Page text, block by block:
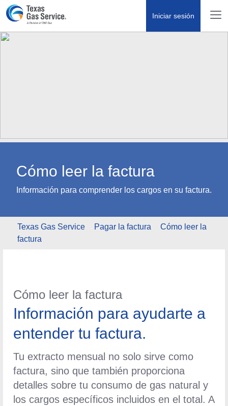
Iniciar sesión
Cómo leer la factura
Información para comprender los cargos en su factura.
Texas Gas Service Pagar la factura
Cómo leer la
factura
Cómo leer la factura
Información para ayudarte a
entender tu factura.
Tu extracto mensual no solo sirve como
factura, sino que también proporciona
detalles sobre tu consumo de gas natural y
los cargos específicos incluidos en el total.